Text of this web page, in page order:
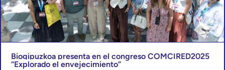
Biogipuzkoa presenta en el congreso COMCIRED2025
“Explorado el envejecimiento”